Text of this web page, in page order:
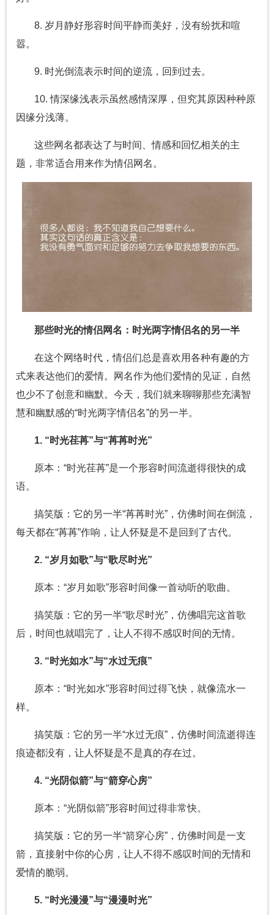
8. 岁月静好形容时间平静而美好，没有纷扰和喧
嚣。
9. 时光倒流表示时间的逆流，回到过去。
10. 情深缘浅表示虽然感情深厚，但究其原因种种原
因缘分浅薄。
这些网名都表达了与时间、情感和回忆相关的主
题，非常适合用来作为情侣网名。
那些时光的情侣网名：时光两字情侣名的另一半
在这个网络时代，情侣们总是喜欢用各种有趣的方
式来表达他们的爱情。网名作为他们爱情的见证，自然
也少不了创意和幽默。今天，我们就来聊聊那些充满智
慧和幽默感的“时光两字情侣名”的另一半。
1. “时光荏苒”与“苒苒时光”
原本：“时光荏苒”是一个形容时间流逝得很快的成
语。
搞笑版：它的另一半“苒苒时光”，仿佛时间在倒流，
每天都在“苒苒”作响，让人怀疑是不是回到了古代。
2. “岁月如歌”与“歌尽时光”
原本：“岁月如歌”形容时间像一首动听的歌曲。
搞笑版：它的另一半“歌尽时光”，仿佛唱完这首歌
后，时间也就唱完了，让人不得不感叹时间的无情。
3. “时光如水”与“水过无痕”
原本：“时光如水”形容时间过得飞快，就像流水一
样。
搞笑版：它的另一半“水过无痕”，仿佛时间流逝得连
痕迹都没有，让人怀疑是不是真的存在过。
4. “光阴似箭”与“箭穿心房”
原本：“光阴似箭”形容时间过得非常快。
搞笑版：它的另一半“箭穿心房”，仿佛时间是一支
箭，直接射中你的心房，让人不得不感叹时间的无情和
爱情的脆弱。
5. “时光漫漫”与“漫漫时光”